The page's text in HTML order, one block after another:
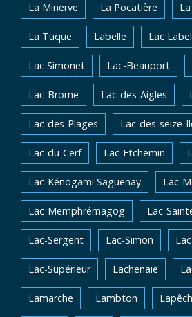
La Minerve La Pocatière
La Tuque Labelle Lac
Lac Simonet Lac-Beauport
Lac-Brome Lac-des-Aigles
Lac-des-Plages Lac-des-seize-
Lac-du-Cerf Lac-Etchemin
Lac-Kénogami Saguenay Lac-
Lac-Memphrémagog Lac-
Lac-Sergent Lac-Simon
Lac-Supérieur Lachenaie
Lamarche Lambton